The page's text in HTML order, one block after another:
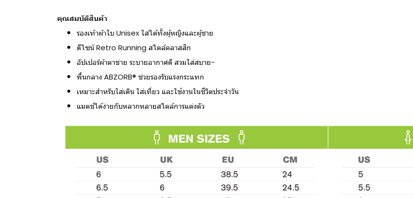
คุณสมบัติสินค้า
รองเท้าผ้าใบ Unisex ใส่ได้ทั้งผู้หญิงและผู้ชาย
ดีไซน์ Retro Running สไตล์คลาสสิก
อัปเปอร์ผ้าตาข่าย ระบายอากาศดี สวมใส่สบาย-
พื้นกลาง ABZORB® ช่วยรองรับแรงกระแทก
เหมาะสำหรับใส่เดิน ใส่เที่ยว และใช้งานในชีวิตประจำวัน
แมตช์ได้ง่ายกับหลากหลายสไตล์การแต่งตัว